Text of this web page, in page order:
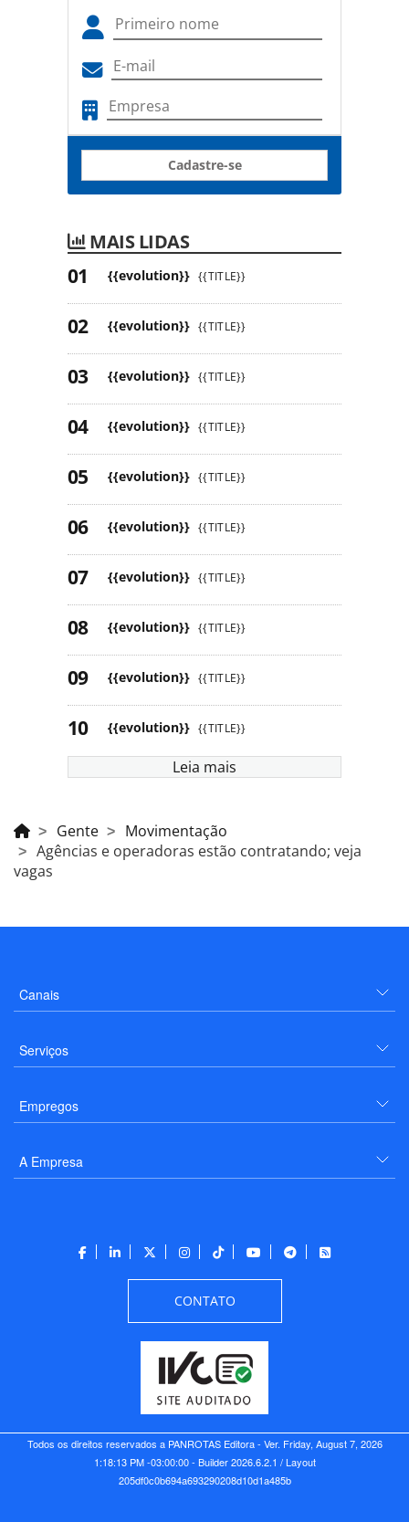
Cadastre-se
MAIS LIDAS
{{evolution}} {{TITLE}}
{{evolution}} {{TITLE}}
{{evolution}} {{TITLE}}
{{evolution}} {{TITLE}}
{{evolution}} {{TITLE}}
{{evolution}} {{TITLE}}
{{evolution}} {{TITLE}}
{{evolution}} {{TITLE}}
{{evolution}} {{TITLE}}
{{evolution}} {{TITLE}}
Leia mais
Gente
Movimentação
Agências e operadoras estão contratando; veja
vagas
Canais
Serviços
Empregos
A Empresa
CONTATO
Todos os direitos reservados a PANROTAS Editora - Ver. Friday, August 7, 2026
1:18:13 PM -03:00:00 - Builder 2026.6.2.1 / Layout
205df0c0b694a693290208d10d1a485b